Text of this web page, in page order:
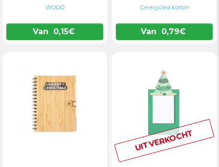
WOOD
Van 0,15€
Gerecycled karton
Van 0,79€
UITVERKOCHT